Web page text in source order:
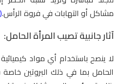
مشاكل أو التهابات في فروة الرأس.(1)
آثار جانبية تصيب المرأة الحامل:
لا ينصح باستخدام أي مواد
الحامل بما في ذلك البروتين خاصة